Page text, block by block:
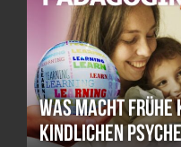
Was macht frühe
kindlichen